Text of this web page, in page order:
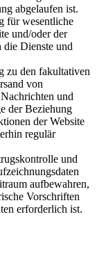
abgelaufen ist.
für wesentliche
und/oder der
Dienste und
zu den fakultativen
von
und
der Beziehung
der Website
regulär
und
aufbewahren,
Vorschriften
erforderlich ist.